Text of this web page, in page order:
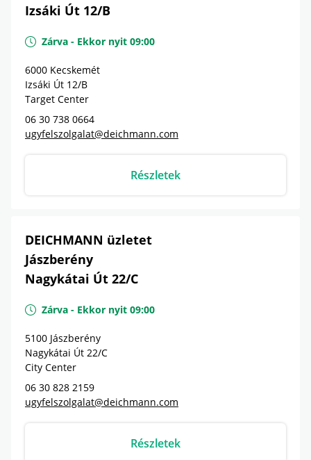
Izsáki Út 12/B
Zárva - Ekkor nyit 09:00
6000 Kecskemét
Izsáki Út 12/B
Target Center
06 30 738 0664
ugyfelszolgalat@deichmann.com
Részletek
DEICHMANN üzletet
Jászberény
Nagykátai Út 22/C
Zárva - Ekkor nyit 09:00
5100 Jászberény
Nagykátai Út 22/C
City Center
06 30 828 2159
ugyfelszolgalat@deichmann.com
Részletek